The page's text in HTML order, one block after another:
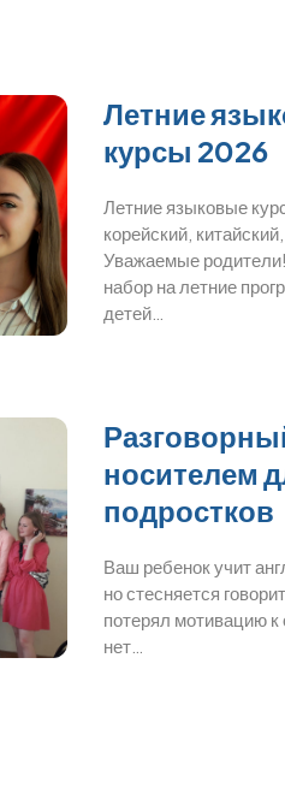
Летние
курсы 2026
Летние языковые
корейский,
Уважаемые
набор на летние
детей…
носителем
подростков
Ваш ребенок учит
но стесняется
потерял мотивацию к
нет…